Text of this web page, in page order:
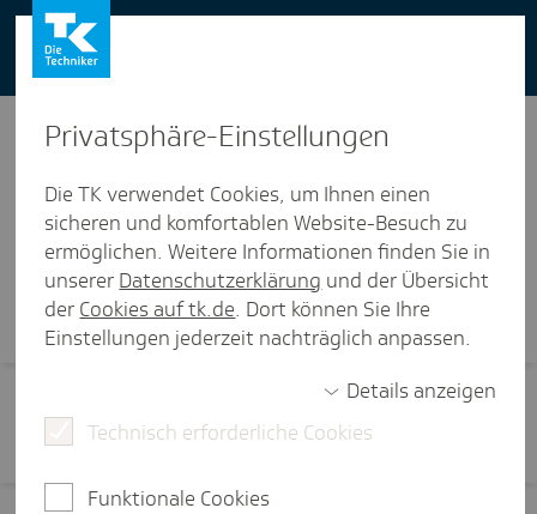
You can also use our website in English -
change to English version
Visi­ten­karte
Privat­sphäre-Einstel­lungen
Die TK verwendet Cookies, um Ihnen einen
sicheren und komfortablen Website-Besuch zu
ermöglichen. Weitere Informationen finden Sie in
unserer Datenschutzerklärung und der Übersicht
der Cookies auf tk.de. Dort können Sie Ihre
Einstellungen jederzeit nachträglich anpassen.
Details anzeigen
Technisch erforderliche Cookies
Funktionale Cookies